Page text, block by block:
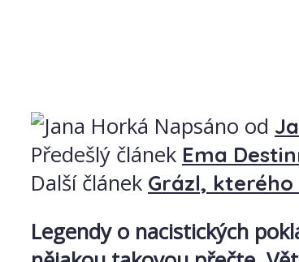
Napsáno od
Předešlý článek Ema
Další článek Grázl, kterého
Legendy o nacistických